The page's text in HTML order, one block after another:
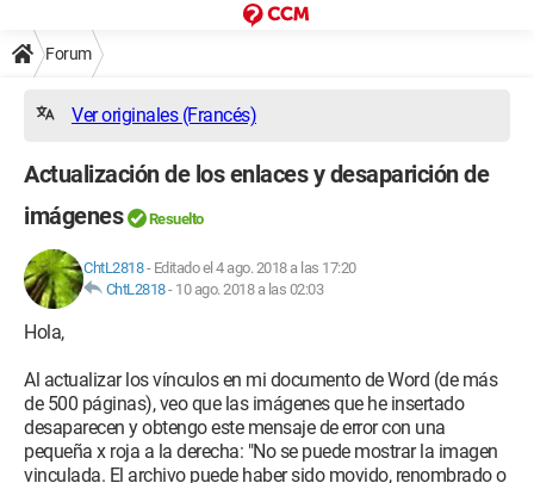
Forum
Ver originales (Francés)
Actualización de los enlaces y desaparición de
imágenes
Resuelto
ChtL2818- Editado el 4 ago. 2018 a las 17:20
ChtL2818- 10 ago. 2018 a las 02:03
Hola,
Al actualizar los vínculos en mi documento de Word (de más
de 500 páginas), veo que las imágenes que he insertado
desaparecen y obtengo este mensaje de error con una
pequeña x roja a la derecha: "No se puede mostrar la imagen
vinculada. El archivo puede haber sido movido, renombrado o